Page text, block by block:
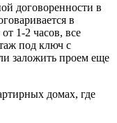
договоренности в
в
1-2 часов, все
под ключ с
заложить проем еще
домах, где